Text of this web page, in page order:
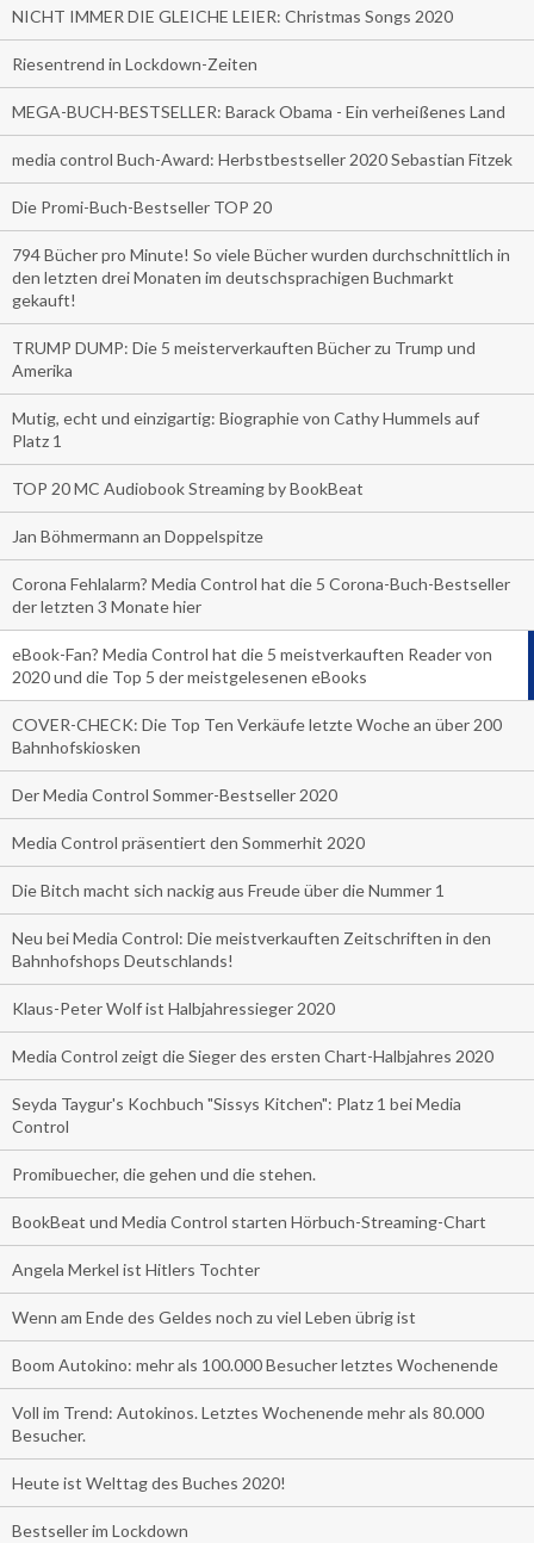
NICHT IMMER DIE GLEICHE LEIER: Christmas Songs 2020
Riesentrend in Lockdown-Zeiten
MEGA-BUCH-BESTSELLER: Barack Obama - Ein verheißenes Land
media control Buch-Award: Herbstbestseller 2020 Sebastian Fitzek
Die Promi-Buch-Bestseller TOP 20
794 Bücher pro Minute! So viele Bücher wurden durchschnittlich in
den letzten drei Monaten im deutschsprachigen Buchmarkt
gekauft!
TRUMP DUMP: Die 5 meisterverkauften Bücher zu Trump und
Amerika
Mutig, echt und einzigartig: Biographie von Cathy Hummels auf
Platz 1
TOP 20 MC Audiobook Streaming by BookBeat
Jan Böhmermann an Doppelspitze
Corona Fehlalarm? Media Control hat die 5 Corona-Buch-Bestseller
der letzten 3 Monate hier
eBook-Fan? Media Control hat die 5 meistverkauften Reader von
2020 und die Top 5 der meistgelesenen eBooks
COVER-CHECK: Die Top Ten Verkäufe letzte Woche an über 200
Bahnhofskiosken
Der Media Control Sommer-Bestseller 2020
Media Control präsentiert den Sommerhit 2020
Die Bitch macht sich nackig aus Freude über die Nummer 1
Neu bei Media Control: Die meistverkauften Zeitschriften in den
Bahnhofshops Deutschlands!
Klaus-Peter Wolf ist Halbjahressieger 2020
Media Control zeigt die Sieger des ersten Chart-Halbjahres 2020
Seyda Taygur's Kochbuch "Sissys Kitchen": Platz 1 bei Media
Control
Promibuecher, die gehen und die stehen.
BookBeat und Media Control starten Hörbuch-Streaming-Chart
Angela Merkel ist Hitlers Tochter
Wenn am Ende des Geldes noch zu viel Leben übrig ist
Boom Autokino: mehr als 100.000 Besucher letztes Wochenende
Voll im Trend: Autokinos. Letztes Wochenende mehr als 80.000
Besucher.
Heute ist Welttag des Buches 2020!
Bestseller im Lockdown